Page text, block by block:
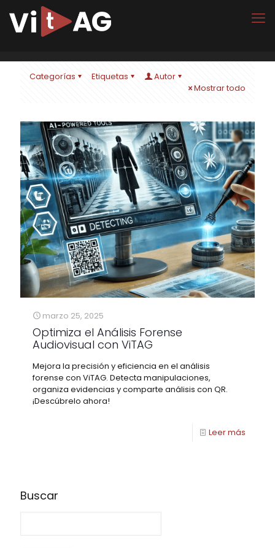
Categorías Etiquetas
Autor
Mostrar todo
marzo 25, 2025
Optimiza el Análisis Forense
Audiovisual con ViTAG
Mejora la precisión y eficiencia en el análisis
forense con ViTAG. Detecta manipulaciones,
organiza evidencias y comparte análisis con QR.
¡Descúbrelo ahora!
Leer más
Buscar